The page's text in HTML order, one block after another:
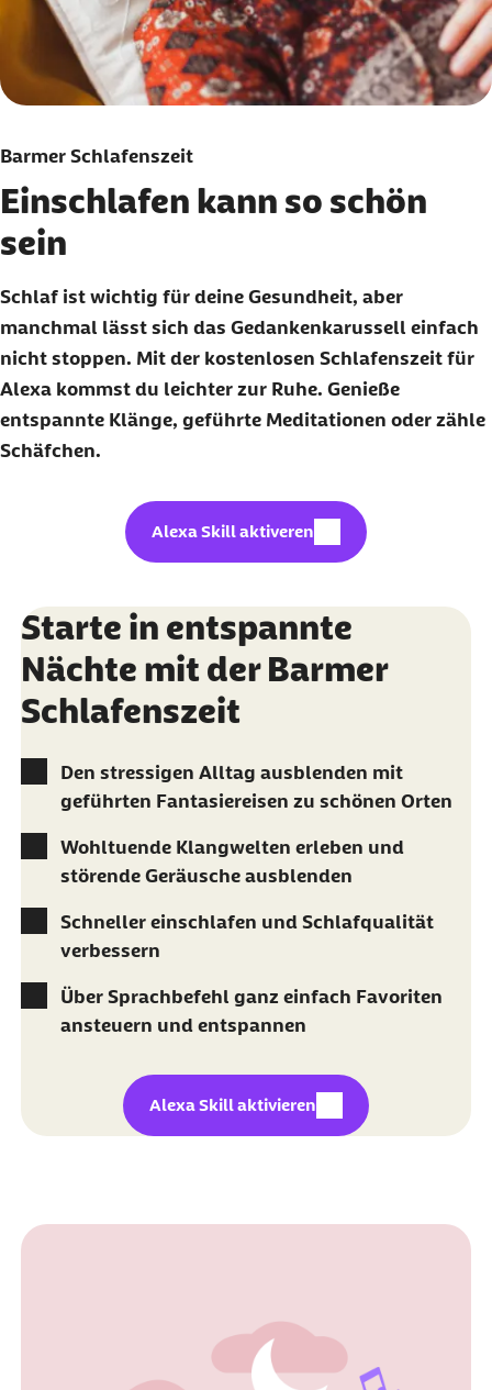
Barmer Schlafenszeit
Einschlafen kann so schön
sein
Schlaf ist wichtig für deine Gesundheit, aber
manchmal lässt sich das Gedankenkarussell einfach
nicht stoppen. Mit der kostenlosen Schlafenszeit für
Alexa kommst du leichter zur Ruhe. Genieße
entspannte Klänge, geführte Meditationen oder zähle
Schäfchen.
externer Link:
Alexa Skill aktiveren
Starte in entspannte
Nächte mit der Barmer
Schlafenszeit
Den stressigen Alltag ausblenden mit
geführten Fantasiereisen zu schönen Orten
Wohltuende Klangwelten erleben und
störende Geräusche ausblenden
Schneller einschlafen und Schlafqualität
verbessern
Über Sprachbefehl ganz einfach Favoriten
ansteuern und entspannen
externer Link:
Alexa Skill aktivieren